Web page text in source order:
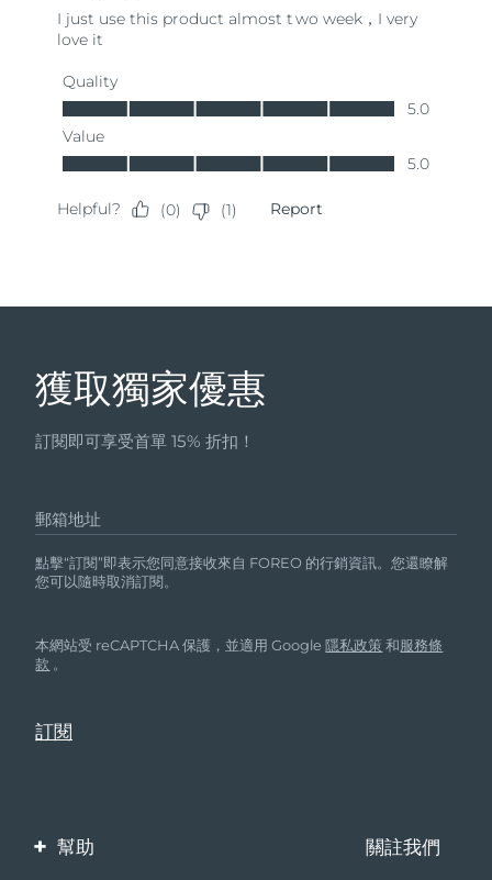
獲取獨家優惠
訂閱即可享受首單 15% 折扣！
郵箱地址
點擊“訂閱”即表示您同意接收來自 FOREO 的行銷資訊。您還瞭解
您可以隨時取消訂閱。
本網站受 reCAPTCHA 保護，並適用 Google隱私政策 和服務條
款 。
幫助 關註我們